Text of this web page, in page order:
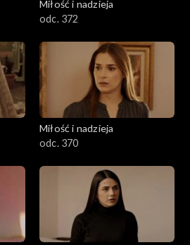
Miłość i nadzieja
odc. 372
Miłość i nadzieja
odc. 370